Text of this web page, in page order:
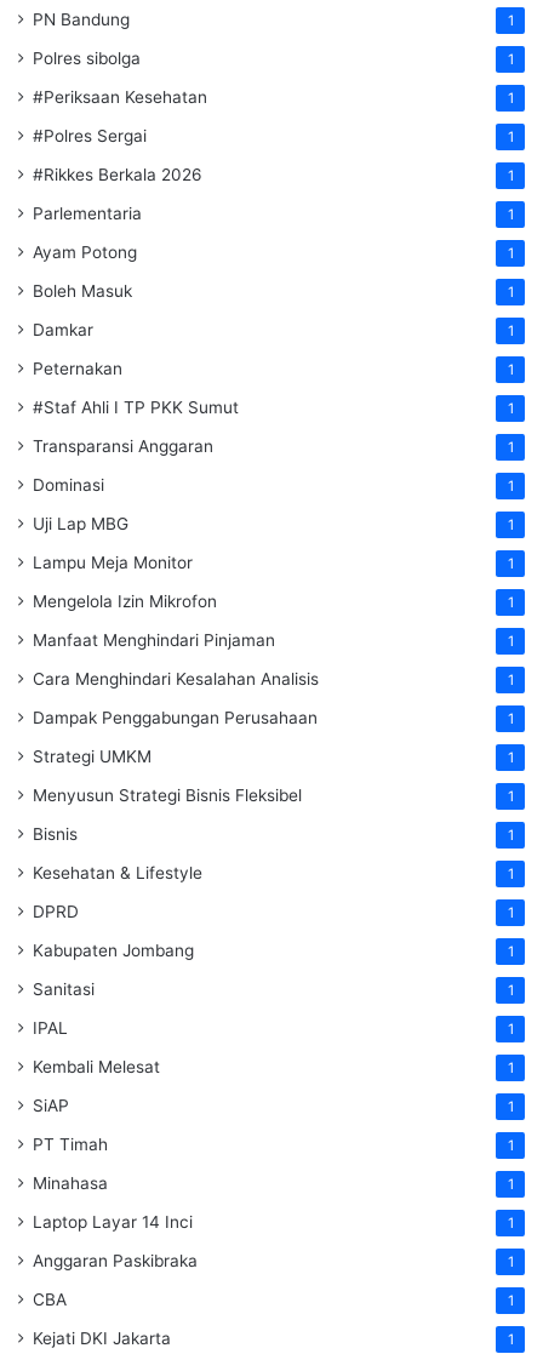
PN Bandung 1
Polres sibolga 1
#Periksaan Kesehatan 1
#Polres Sergai 1
#Rikkes Berkala 2026 1
Parlementaria 1
Ayam Potong 1
Boleh Masuk 1
Damkar 1
Peternakan 1
#Staf Ahli I TP PKK Sumut 1
Transparansi Anggaran 1
Dominasi 1
Uji Lap MBG 1
Lampu Meja Monitor 1
Mengelola Izin Mikrofon 1
Manfaat Menghindari Pinjaman 1
Cara Menghindari Kesalahan Analisis 1
Dampak Penggabungan Perusahaan 1
Strategi UMKM 1
Menyusun Strategi Bisnis Fleksibel 1
Bisnis 1
Kesehatan & Lifestyle 1
DPRD 1
Kabupaten Jombang 1
Sanitasi 1
IPAL 1
Kembali Melesat 1
SiAP 1
PT Timah 1
Minahasa 1
Laptop Layar 14 Inci 1
Anggaran Paskibraka 1
CBA 1
Kejati DKI Jakarta 1